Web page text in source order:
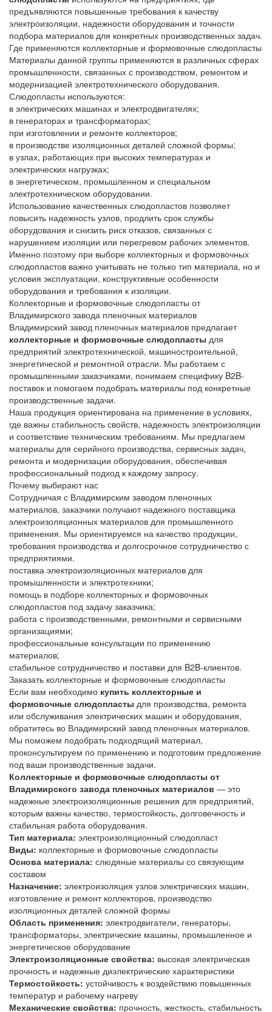
предъявляются повышенные требования к качеству
электроизоляции, надежности оборудования и точности
подбора материалов для конкретных производственных задач.
Где применяются коллекторные и формовочные слюдопласты
Материалы данной группы применяются в различных сферах
промышленности, связанных с производством, ремонтом и
модернизацией электротехнического оборудования.
Слюдопласты используются:
в электрических машинах и электродвигателях;
в генераторах и трансформаторах;
при изготовлении и ремонте коллекторов;
в производстве изоляционных деталей сложной формы;
в узлах, работающих при высоких температурах и
электрических нагрузках;
в энергетическом, промышленном и специальном
электротехническом оборудовании.
Использование качественных слюдопластов позволяет
повысить надежность узлов, продлить срок службы
оборудования и снизить риск отказов, связанных с
нарушением изоляции или перегревом рабочих элементов.
Именно поэтому при выборе коллекторных и формовочных
слюдопластов важно учитывать не только тип материала, но и
условия эксплуатации, конструктивные особенности
оборудования и требования к изоляции.
Коллекторные и формовочные слюдопласты от
Владимирского завода пленочных материалов
Владимирский завод пленочных материалов предлагает
коллекторные и формовочные слюдопласты для
предприятий электротехнической, машиностроительной,
энергетической и ремонтной отрасли. Мы работаем с
промышленными заказчиками, понимаем специфику B2B-
поставок и помогаем подобрать материалы под конкретные
производственные задачи.
Наша продукция ориентирована на применение в условиях,
где важны стабильность свойств, надежность электроизоляции
и соответствие техническим требованиям. Мы предлагаем
материалы для серийного производства, сервисных задач,
ремонта и модернизации оборудования, обеспечивая
профессиональный подход к каждому запросу.
Почему выбирают нас
Сотрудничая с Владимирским заводом пленочных
материалов, заказчики получают надежного поставщика
электроизоляционных материалов для промышленного
применения. Мы ориентируемся на качество продукции,
требования производства и долгосрочное сотрудничество с
предприятиями.
поставка электроизоляционных материалов для
промышленности и электротехники;
помощь в подборе коллекторных и формовочных
слюдопластов под задачу заказчика;
работа с производственными, ремонтными и сервисными
организациями;
профессиональные консультации по применению
материалов;
стабильное сотрудничество и поставки для B2B-клиентов.
Заказать коллекторные и формовочные слюдопласты
Если вам необходимо купить коллекторные и
формовочные слюдопласты для производства, ремонта
или обслуживания электрических машин и оборудования,
обратитесь во Владимирский завод пленочных материалов.
Мы поможем подобрать подходящий материал,
проконсультируем по применению и подготовим предложение
под ваши производственные задачи.
Коллекторные и формовочные слюдопласты от
Владимирского завода пленочных материалов — это
надежные электроизоляционные решения для предприятий,
которым важны качество, термостойкость, долговечность и
стабильная работа оборудования.
Тип материала: электроизоляционный слюдопласт
Виды: коллекторные и формовочные слюдопласты
Основа материала: слюдяные материалы со связующим
составом
Назначение: электроизоляция узлов электрических машин,
изготовление и ремонт коллекторов, производство
изоляционных деталей сложной формы
Область применения: электродвигатели, генераторы,
трансформаторы, электрические машины, промышленное и
энергетическое оборудование
Электроизоляционные свойства: высокая электрическая
прочность и надежные диэлектрические характеристики
Термостойкость: устойчивость к воздействию повышенных
температур и рабочему нагреву
Механические свойства: прочность, жесткость, стабильность